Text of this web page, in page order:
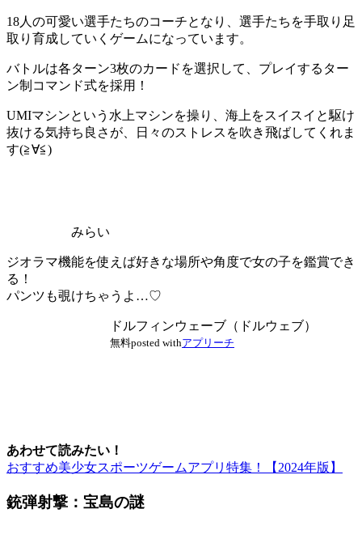
18人の可愛い選手たちのコーチとなり、選手たちを手取り足
取り育成していくゲームになっています。
バトルは各ターン3枚のカードを選択して、プレイするター
ン制コマンド式を採用！
UMIマシンという水上マシンを操り、 海上をスイスイと駆け
抜ける気持ち良さが、日々のストレスを吹き飛ばしてくれま
す(≧∀≦)
みらい
ジオラマ機能を使えば好きな場所や角度で女の子を鑑賞でき
る！
パンツも覗けちゃうよ…♡
ドルフィンウェーブ（ドルウェブ）
無料posted withアプリーチ
あわせて読みたい！
おすすめ美少女スポーツゲームアプリ特集！【2024年版】
銃弾射撃：宝島の謎